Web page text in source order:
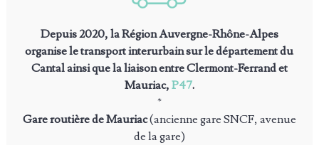
Depuis 2020, la Région Auvergne-Rhône-Alpes
organise le transport interurbain sur le département du
Cantal ainsi que la liaison entre Clermont-Ferrand et
Mauriac, P47.
*
Gare routière de Mauriac(ancienne gare SNCF, avenue
de la gare)